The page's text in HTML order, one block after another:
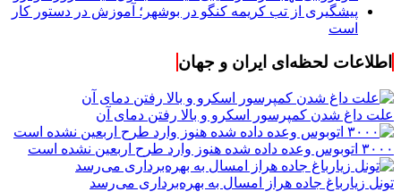
پیشگیری از تب کریمه کنگو در بوشهر؛ آموزش در دستور کار
است
اطلاعات لحظه‌ای ایران و جهان
علت داغ شدن کمپرسور اسکرو و بالا رفتن دمای آن
۳۰۰۰ اتوبوس وعده داده شده هنوز وارد طرح اربعین نشده است
تونل زیارباغ جاده هراز امسال به بهره‌برداری می‌رسد